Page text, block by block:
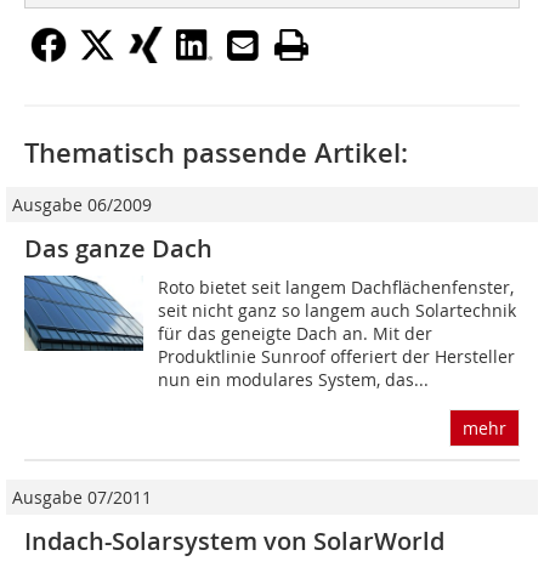
Thematisch passende Artikel:
Ausgabe 06/2009
Das ganze Dach
Roto bietet seit langem Dachflächenfenster,
seit nicht ganz so langem auch Solartechnik
für das geneigte Dach an. Mit der
Produktlinie Sunroof offeriert der Hersteller
nun ein modulares System, das...
mehr
Ausgabe 07/2011
Indach-Solarsystem von SolarWorld